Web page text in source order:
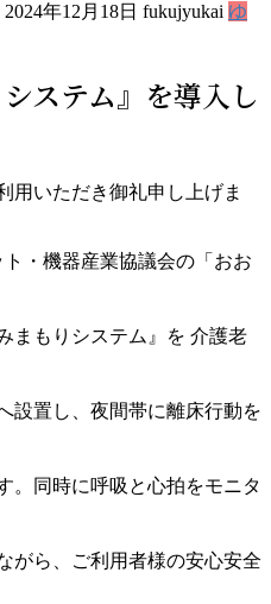
2024年12月18日 fukujyukai ゆ
ステム』を導入し
用いただき御礼申し上げま
・機器産業協議会の「おお
まもりシステム』を 介護老
設置し、夜間帯に離床行動を
。同時に呼吸と心拍をモニタ
がら、ご利用者様の安心安全